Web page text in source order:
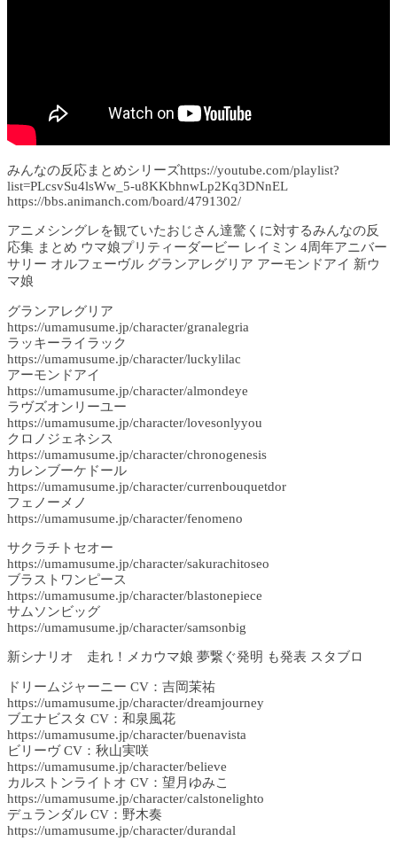
みんなの反応まとめシリーズhttps://youtube.com/playlist?
list=PLcsvSu4lsWw_5-u8KKbhnwLp2Kq3DNnEL
https://bbs.animanch.com/board/4791302/
アニメシングレを観ていたおじさん達驚くに対するみんなの反
応集 まとめ ウマ娘プリティーダービー レイミン 4周年アニバー
サリー オルフェーヴル グランアレグリア アーモンドアイ 新ウ
マ娘
グランアレグリア
https://umamusume.jp/character/granalegria
ラッキーライラック
https://umamusume.jp/character/luckylilac
アーモンドアイ
https://umamusume.jp/character/almondeye
ラヴズオンリーユー
https://umamusume.jp/character/lovesonlyyou
クロノジェネシス
https://umamusume.jp/character/chronogenesis
カレンブーケドール
https://umamusume.jp/character/currenbouquetdor
フェノーメノ
https://umamusume.jp/character/fenomeno
サクラチトセオー
https://umamusume.jp/character/sakurachitoseo
ブラストワンピース
https://umamusume.jp/character/blastonepiece
サムソンビッグ
https://umamusume.jp/character/samsonbig
新シナリオ 走れ！メカウマ娘 夢繋ぐ発明 も発表 スタブロ
ドリームジャーニー CV：吉岡茉祐
https://umamusume.jp/character/dreamjourney
ブエナビスタ CV：和泉風花
https://umamusume.jp/character/buenavista
ビリーヴ CV：秋山実咲
https://umamusume.jp/character/believe
カルストンライトオ CV：望月ゆみこ
https://umamusume.jp/character/calstonelighto
デュランダル CV：野木奏
https://umamusume.jp/character/durandal